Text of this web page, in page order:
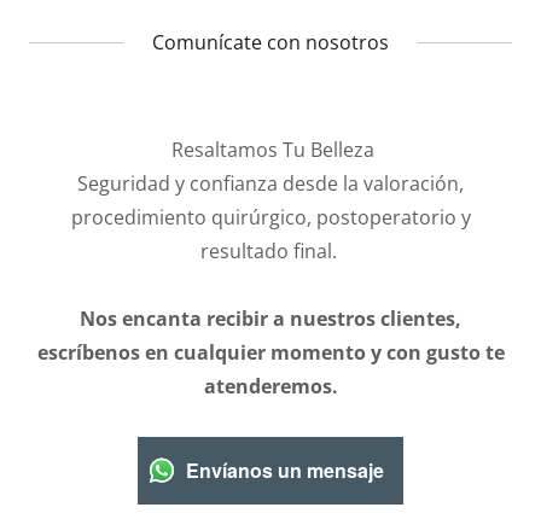
Comunícate con nosotros
Resaltamos Tu Belleza
Seguridad y confianza desde la valoración,
procedimiento quirúrgico, postoperatorio y
resultado final.
Nos encanta recibir a nuestros clientes,
escríbenos en cualquier momento y con gusto te
atenderemos.
Envíanos un mensaje